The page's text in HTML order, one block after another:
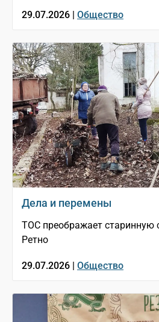
29.07.2026 | Общество
Дела и перемены
ТОС преображает старинную
Ретно
29.07.2026 | Общество